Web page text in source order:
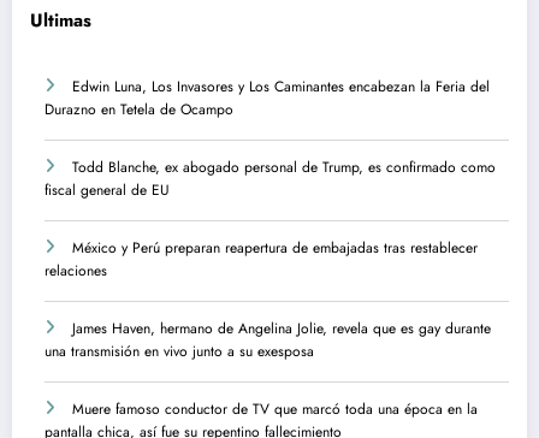
Ultimas
Edwin Luna, Los Invasores y Los Caminantes encabezan la Feria del
Durazno en Tetela de Ocampo
Todd Blanche, ex abogado personal de Trump, es confirmado como
fiscal general de EU
México y Perú preparan reapertura de embajadas tras restablecer
relaciones
James Haven, hermano de Angelina Jolie, revela que es gay durante
una transmisión en vivo junto a su exesposa
Muere famoso conductor de TV que marcó toda una época en la
pantalla chica, así fue su repentino fallecimiento